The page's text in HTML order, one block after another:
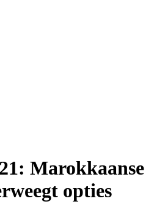
Marokkaanse
opties